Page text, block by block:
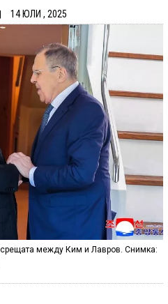
14 ЮЛИ , 2025
между Ким и Лавров. Снимка: